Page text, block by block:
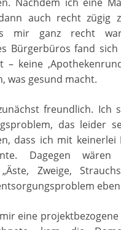
auch recht zügig
mir ganz recht
Bürgerbüros fand sich
keine
was gesund macht.
freundlich. Ich
das leider
dass ich mit keinerlei
Dagegen wären
Zweige,
eine